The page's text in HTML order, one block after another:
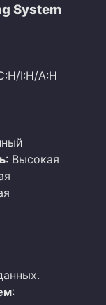
System
I:H/A:H
: Высокая
: